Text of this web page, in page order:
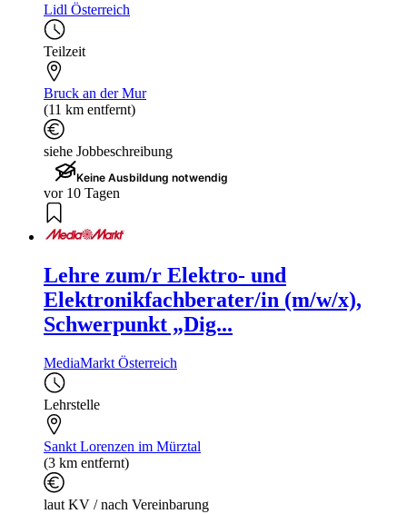
Lidl Österreich
Teilzeit
Bruck an der Mur
(11 km entfernt)
siehe Jobbeschreibung
Keine Ausbildung notwendig
vor 10 Tagen
Lehre zum/r Elektro- und
Elektronikfachberater/in (m/w/x),
Schwerpunkt „Dig...
MediaMarkt Österreich
Lehrstelle
Sankt Lorenzen im Mürztal
(3 km entfernt)
laut KV / nach Vereinbarung